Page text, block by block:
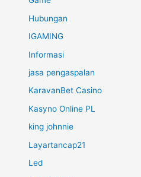
Hubungan
IGAMING
Informasi
jasa pengaspalan
KaravanBet Casino
Kasyno Online PL
king johnnie
Layartancap21
Led